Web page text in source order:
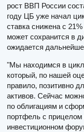
рост ВВП России
году ЦБ уже начал
ставка снижена с
может сохранится в
ожидается
"Мы находимся в
который, по нашей
правило, позитивно
активов. Сейчас
по облигациям и
портфель с
инвестиционном